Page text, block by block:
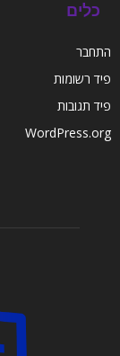
כלים
התחבר
פיד רשומות
פיד תגובות
WordPress.org